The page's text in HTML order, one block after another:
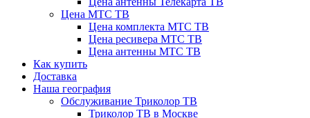
Цена МТС ТВ
Цена комплекта МТС ТВ
Цена ресивера МТС ТВ
Цена антенны МТС ТВ
Как купить
Доставка
Наша география
Обслуживание Триколор ТВ
Триколор ТВ в Москве